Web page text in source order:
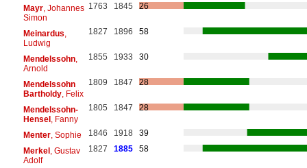
Mayr, Johannes
Simon
1763 1845 26
Meinardus
Ludwig
1827 1896 58
Mendelssohn,
Arnold
1855 1933 30
Mendelssohn
Bartholdy, Felix
1809 1847 28
Mendelssohn-
Hensel, Fanny
1805 1847 28
Menter, Sophie 1846 1918
39
Merkel, Gustav
Adolf
1827 1885 58